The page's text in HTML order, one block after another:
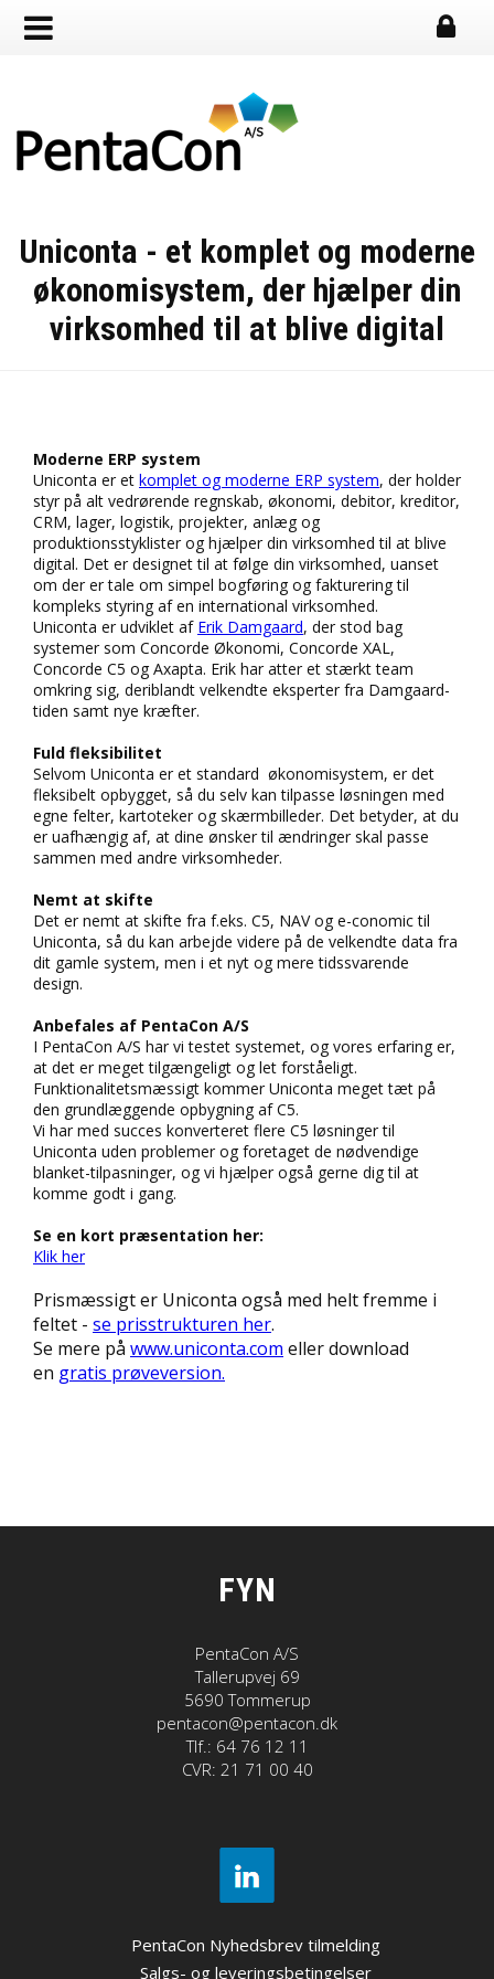
Uniconta - et komplet og moderne
økonomisystem, der hjælper din
virksomhed til at blive digital
Moderne ERP system
Uniconta er et komplet og moderne ERP system, der holder
styr på alt vedrørende regnskab, økonomi, debitor, kreditor,
CRM, lager, logistik, projekter, anlæg og
produktionsstyklister og hjælper din virksomhed til at blive
digital. Det er designet til at følge din virksomhed, uanset
om der er tale om simpel bogføring og fakturering til
kompleks styring af en international virksomhed.
Uniconta er udviklet af Erik Damgaard, der stod bag
systemer som Concorde Økonomi, Concorde XAL,
Concorde C5 og Axapta. Erik har atter et stærkt team
omkring sig, deriblandt velkendte eksperter fra Damgaard-
tiden samt nye kræfter.
Fuld fleksibilitet
Selvom Uniconta er et standard økonomisystem, er det
fleksibelt opbygget, så du selv kan tilpasse løsningen med
egne felter, kartoteker og skærmbilleder. Det betyder, at du
er uafhængig af, at dine ønsker til ændringer skal passe
sammen med andre virksomheder.
Nemt at skifte
Det er nemt at skifte fra f.eks. C5, NAV og e-conomic til
Uniconta, så du kan arbejde videre på de velkendte data fra
dit gamle system, men i et nyt og mere tidssvarende
design.
Anbefales af PentaCon A/S
I PentaCon A/S har vi testet systemet, og vores erfaring er,
at det er meget tilgængeligt og let forståeligt.
Funktionalitetsmæssigt kommer Uniconta meget tæt på
den grundlæggende opbygning af C5.
Vi har med succes konverteret flere C5 løsninger til
Uniconta uden problemer og foretaget de nødvendige
blanket-tilpasninger, og vi hjælper også gerne dig til at
komme godt i gang.
Se en kort præsentation her:
Klik her
Prismæssigt er Uniconta også med helt fremme i
feltet - se prisstrukturen her.
Se mere på www.uniconta.com eller download
en gratis prøveversion.
FYN
PentaCon A/S
Tallerupvej 69
5690 Tommerup
pentacon@pentacon.dk
Tlf.: 64 76 12 11
CVR: 21 71 00 40
PentaCon Nyhedsbrev tilmelding
Salgs- og leveringsbetingelser